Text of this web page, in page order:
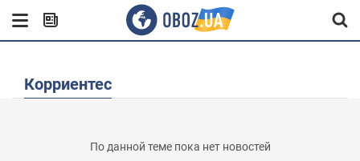
Корриентес
По данной теме пока нет новостей